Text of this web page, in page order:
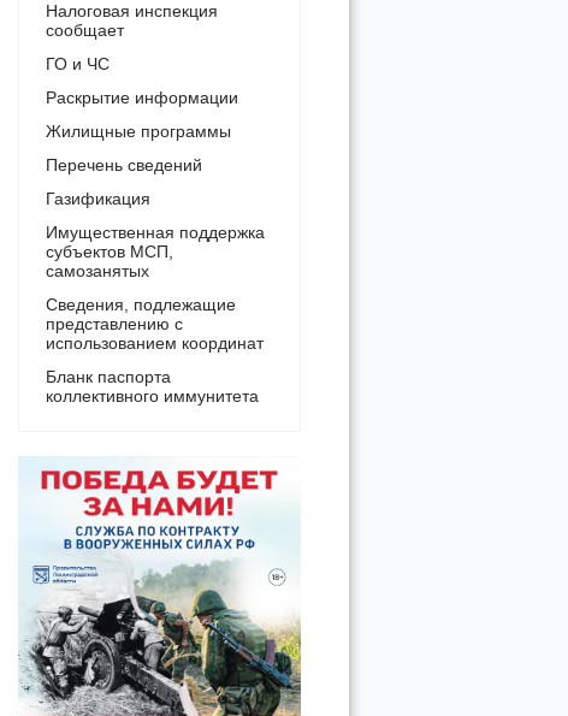
Налоговая инспекция
сообщает
ГО и ЧС
Раскрытие информации
Жилищные программы
Перечень сведений
Газификация
Имущественная поддержка
субъектов МСП,
самозанятых
Сведения, подлежащие
представлению с
использованием координат
Бланк паспорта
коллективного иммунитета